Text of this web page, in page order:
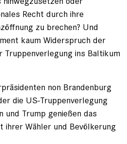
Recht durch ihre
zu brechen? Und
kaum Widerspruch der
Truppenverlegung ins Baltikum
non Brandenburg
die US-Truppenverlegung
und Trump genießen das
ihrer Wähler und Bevölkerung